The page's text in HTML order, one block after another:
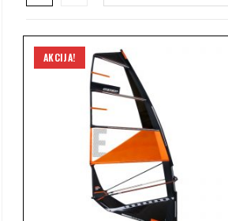
AKCIJA!